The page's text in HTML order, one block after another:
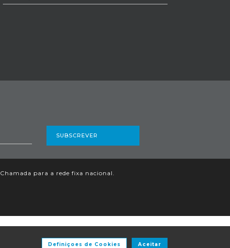
SUBSCREVER
Chamada para a rede fixa nacional.
Aceitar
Definiçoes de Cookies